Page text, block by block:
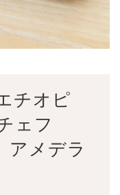
チオピ
ェフ
メデラ